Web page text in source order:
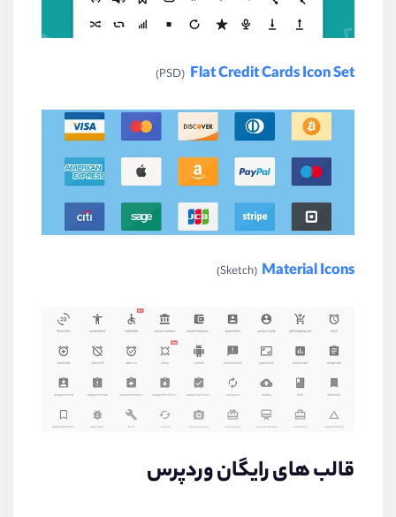
Flat Credit Cards Icon Set
(PSD)
Material Icons
(Sketch)
قالب های رایگان وردپرس